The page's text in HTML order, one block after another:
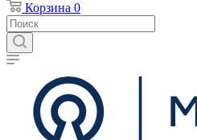
Корзина 0